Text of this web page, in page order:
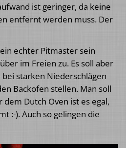
ist geringer, da keine
entfernt werden muss. Der
echter Pitmaster sein
im Freien zu. Es soll aber
starken Niederschlägen
Backofen stellen. Man soll
dem Dutch Oven ist es egal,
:-). Auch so gelingen die